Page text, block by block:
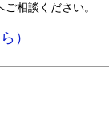
相談ください。
）